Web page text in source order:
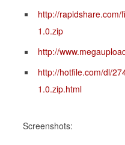
http://
1.0.zip
http://
http://hotfile.com/dl/
1.0.zip.html
Screenshots: